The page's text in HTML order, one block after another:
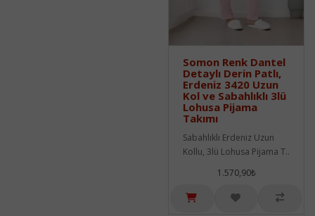
Somon Renk Dantel
Detaylı Derin Patlı,
Erdeniz 3420 Uzun
Kol ve Sabahlıklı 3lü
Lohusa Pijama
Takımı
Sabahlıklı Erdeniz Uzun
Kollu, 3lü Lohusa Pijama T..
1.570,90₺